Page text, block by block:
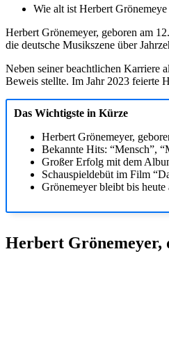
Wie alt ist Herbert Grönemeye
Herbert Grönemeyer, geboren am
die deutsche Musikszene über
Neben seiner beachtlichen Karriere
Beweis stellte. Im Jahr 2023 feierte
Das Wichtigste in Kürze
Herbert Grönemeyer,
Bekannte Hits: “Mensch”,
Großer Erfolg mit dem
Schauspieldebüt im Film
Grönemeyer bleibt bis
Herbert Grönemeyer,